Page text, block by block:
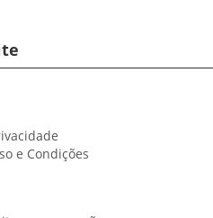
e Condições